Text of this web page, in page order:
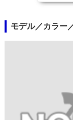
モデル／カラー